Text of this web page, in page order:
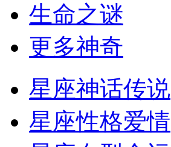
生命之谜
更多神奇
星座神话传说
星座性格爱情